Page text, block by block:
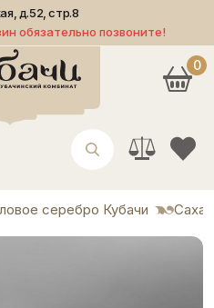
д.52, стр.8
обязательно позвоните!
0
серебро Кубачи